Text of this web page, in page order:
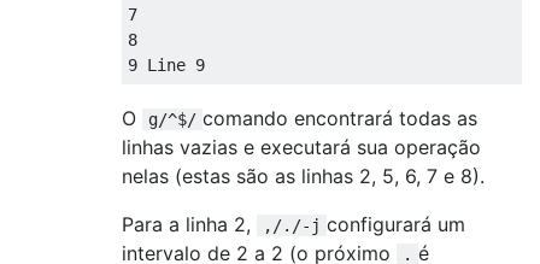
7
8
O g/^$/ comando encontrará todas as
linhas vazias e executará sua operação
nelas (estas são as linhas 2, 5, 6, 7 e 8).
Para a linha 2,
,/./-j configurará um
intervalo de 2 a 2 (o próximo
. é